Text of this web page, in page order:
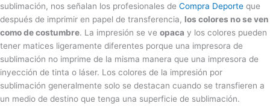
sublimación, nos señalan los profesionales de Compra Deporte que
después de imprimir en papel de transferencia, los colores no se ven
como de costumbre. La impresión se ve opaca y los colores pueden
tener matices ligeramente diferentes porque una impresora de
sublimación no imprime de la misma manera que una impresora de
inyección de tinta o láser. Los colores de la impresión por
sublimación generalmente solo se destacan cuando se transfieren a
un medio de destino que tenga una superficie de sublimación.